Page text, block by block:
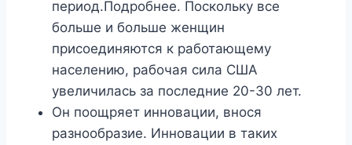
период.Подробнее. Поскольку все
больше и больше женщин
присоединяются к работающему
населению, рабочая сила США
увеличилась за последние 20-30 лет.
Он поощряет инновации, внося
разнообразие. Инновации в таких